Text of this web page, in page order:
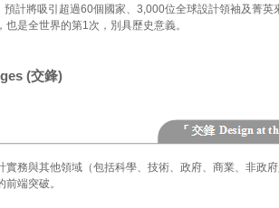
預計將吸引超過60個國家、3,000位全球設計領袖及菁
是全世界的第1次，別具歷史意義。
(交鋒)
實務與其他領域（包括科學、技術、政府、商業、非政
前端突破。